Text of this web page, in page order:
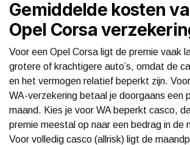
Gemiddelde kosten
Opel Corsa
Voor een Opel Corsa ligt de premie vaak
grotere of krachtigere auto’s, omdat de
en het vermogen relatief beperkt zijn.
WA-verzekering betaal je doorgaans een
maand. Kies je voor WA beperkt casco,
premie meestal op naar een bedrag in de
Voor volledig casco (allrisk) ligt de